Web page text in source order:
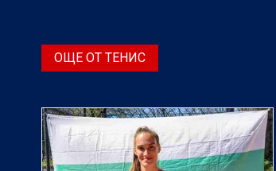
ОЩЕ ОТ ТЕНИС